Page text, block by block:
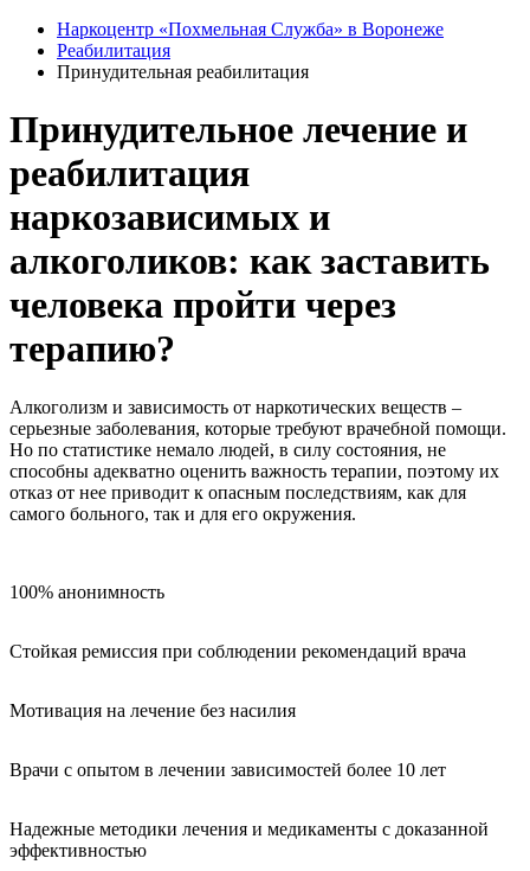
Наркоцентр «Похмельная Служба» в Воронеже
Реабилитация
Принудительная реабилитация
Принудительное лечение и
реабилитация
наркозависимых и
алкоголиков: как заставить
человека пройти через
терапию?
Алкоголизм и зависимость от наркотических веществ –
серьезные заболевания, которые требуют врачебной помощи.
Но по статистике немало людей, в силу состояния, не
способны адекватно оценить важность терапии, поэтому их
отказ от нее приводит к опасным последствиям, как для
самого больного, так и для его окружения.
100% анонимность
Стойкая ремиссия при соблюдении рекомендаций врача
Мотивация на лечение без насилия
Врачи с опытом в лечении зависимостей более 10 лет
Надежные методики лечения и медикаменты с доказанной
эффективностью